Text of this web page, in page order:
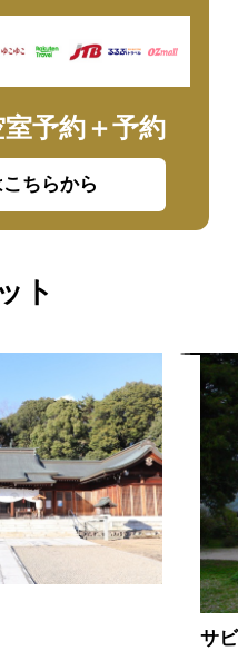
予約＋予約
ちらから
ト
サ